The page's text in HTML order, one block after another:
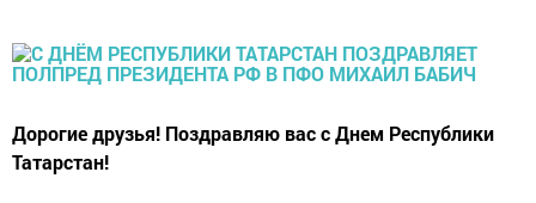
Дорогие друзья! Поздравляю вас с Днем Республики
Татарстан!